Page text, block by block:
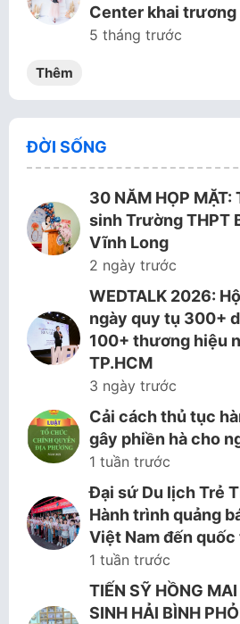
Center khai trương
5 tháng trước
Thêm
ĐỜI SỐNG
30 NĂM HỌP MẶT:
sinh Trường THPT
Vĩnh Long
2 ngày trước
WEDTALK 2026:
ngày quy tụ 300+
100+ thương hiệu
TP.HCM
3 ngày trước
Cải cách thủ tục
gây phiền hà cho
1 tuần trước
Đại sứ Du lịch Trẻ
Hành trình quảng
Việt Nam đến quốc
1 tuần trước
TIẾN SỸ HỒNG
SINH HẢI BÌNH